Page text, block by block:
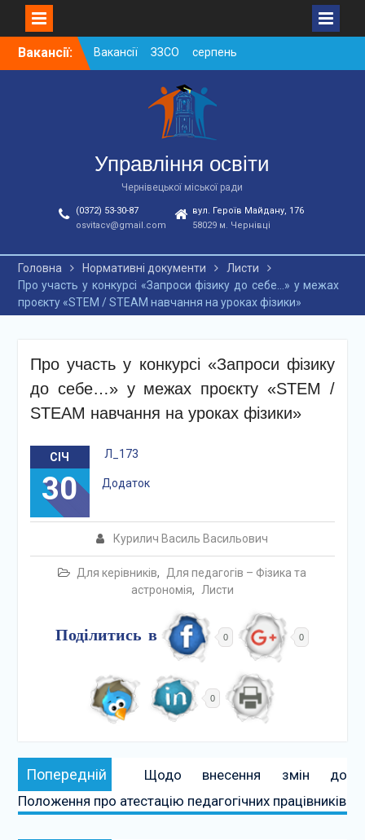
SkipВакансії:
Вакансії ЗЗСО серпень
2026
Вакансії ЗЗСО червень
Вакансії у ЗДО та
дошкільних підрозділах
ЗЗСО станом на
01.08.2026 р.
Управління освіти
Чернівецької міської ради
(0372) 53-30-87
osvitacv@gmail.com
вул. Героїв Майдану, 176
58029 м. Чернівці
Головна Нормативні документи
Листи
Про участь у конкурсі «Запроси фізику до себе…» у межах
проєкту «STEM / STEAM навчання на уроках фізики»
Про участь у конкурсі «Запроси фізику
до себе…» у межах проєкту «STEM /
STEAM навчання на уроках фізики»
СІЧ
30
Курилич Василь Васильович
Для керівників,
Для педагогів – Фізика та
астрономія, Листи
Л_173
Додаток
Поділитись в 0 0
0
Навігація
записів
Попередній Попередній:
Щодо внесення змін до
Положення про атестацію педагогічних працівників